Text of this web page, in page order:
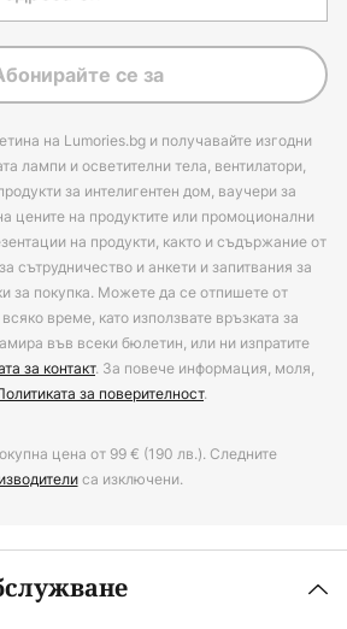
се за
на Lumories.bg и получавайте изгодни
лампи и осветителни тела, вентилатори,
за интелигентен дом, ваучери за
цените на продуктите или промоционални
на продукти, както и съдържание от
сътрудничество и анкети и запитвания за
за покупка. Можете да се отпишете от
време, като използвате връзката за
във всеки бюлетин, или ни изпратите
за контакт. За повече информация, моля,
за поверителност.
цена от 99 € (190 лв.). Следните
са изключени.